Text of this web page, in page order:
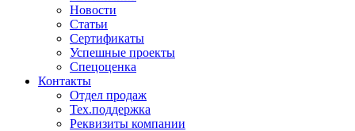
Новости
Статьи
Сертификаты
Успешные проекты
Спецоценка
Контакты
Отдел продаж
Тех.поддержка
Реквизиты компании